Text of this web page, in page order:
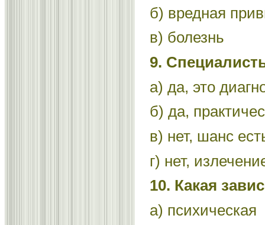
б) вредная
в) болезнь
9.
а) да, это
б) да,
в) нет, шанс
г) нет,
10. Какая
а) психическая